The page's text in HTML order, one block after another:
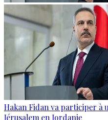
Hakan Fidan va participer à
Jérusalem en Jordanie